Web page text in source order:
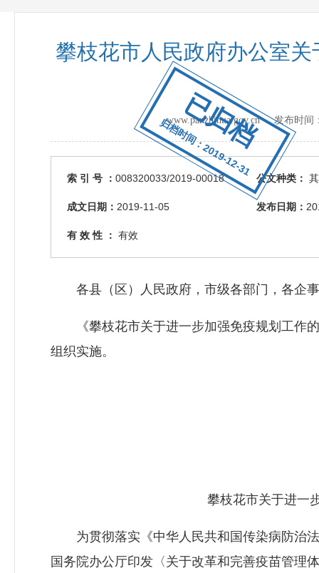
已归档
归档时间：2019-12-31
攀枝花市人民政府办公室
www.panzhihua.gov.cn 发布时间
索 引 号 ： 008320033/2019-00018 公文种类：
成文日期： 2019-11-05 发布日期：
有 效 性 ： 有效
各县（区）人民政府，市级各部门，各企
《攀枝花市关于进一步加强免疫规划工作的
组织实施。
攀枝花市关于进一步
为贯彻落实《中华人民共和国传染病防治法
国务院办公厅印发〈关于改革和完善疫苗管理